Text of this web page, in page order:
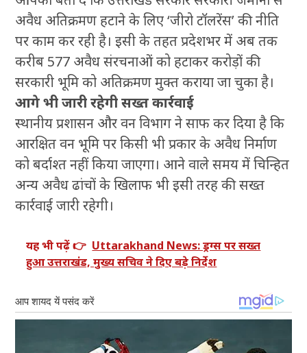
अवैध अतिक्रमण हटाने के लिए ‘जीरो टॉलरेंस’ की नीति
पर काम कर रही है। इसी के तहत प्रदेशभर में अब तक
करीब 577 अवैध संरचनाओं को हटाकर करोड़ों की
सरकारी भूमि को अतिक्रमण मुक्त कराया जा चुका है।
आगे भी जारी रहेगी सख्त कार्रवाई
स्थानीय प्रशासन और वन विभाग ने साफ कर दिया है कि
आरक्षित वन भूमि पर किसी भी प्रकार के अवैध निर्माण
को बर्दाश्त नहीं किया जाएगा। आने वाले समय में चिन्हित
अन्य अवैध ढांचों के खिलाफ भी इसी तरह की सख्त
कार्रवाई जारी रहेगी।
यह भी पढ़ें 👉 Uttarakhand News: ड्रग्स पर सख्त
हुआ उत्तराखंड, मुख्य सचिव ने दिए बड़े निर्देश